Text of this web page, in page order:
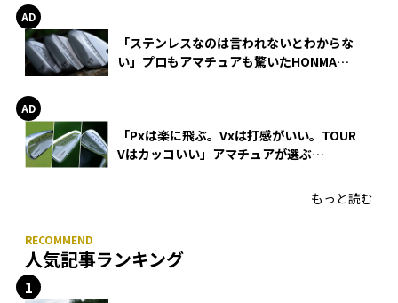
「ステンレスなのは言われないとわからな
い」プロもアマチュアも驚いたHONMA
「Pxは楽に飛ぶ。Vxは打感がいい。TOUR
Vはカッコいい」アマチュアが選ぶ
もっと読む
人気記事ランキング